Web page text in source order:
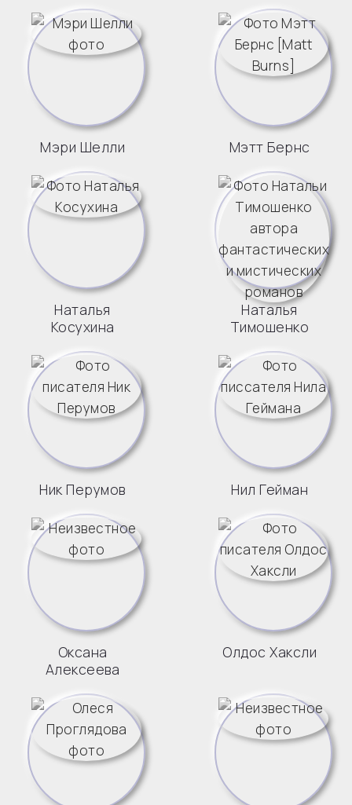
Мэри Шелли Мэтт Бернс
Наталья
Косухина
Наталья
Тимошенко
Ник Перумов Нил Гейман
Оксана
Алексеева
Олдос Хаксли